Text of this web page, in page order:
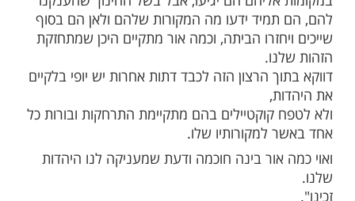
שאני מלמדת אותו לאהוב ולכבד כל אדם באשר
שנים חיו היהודים ברחבי התפוצות, בגלות,
המשפחה של בן זוגי בפולין, כך בכל
ורק דבר אחד שמר עליהם כעם, ייחד אותם
החזירם לארץ אבותיהם: היהדות שלהם.
מה שעברנו, רק בשל כל הסכנות שעומדות
בשל העובדה שכל הזמן קם עלינו מישהו